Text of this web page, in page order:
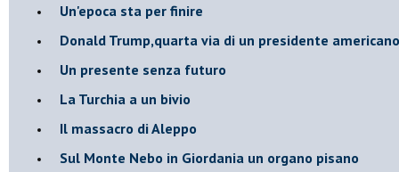
Un'epoca sta per finire
Donald Trump,quarta via di un presidente americano
Un presente senza futuro
La Turchia a un bivio
Il massacro di Aleppo
Sul Monte Nebo in Giordania un organo pisano